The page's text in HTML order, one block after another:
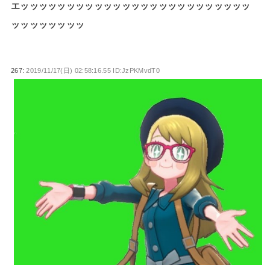
エッッッッッッッッッッッッッッッッッッッッッッッッッ
ッッッッッッッッ
267:2019/11/17(日) 02:58:16.55 ID:JzPKMvdT0